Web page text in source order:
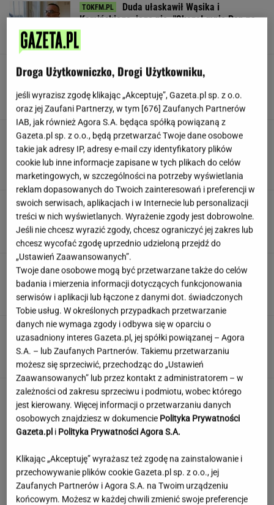
Duda ułaskawił Wąsika i
Kamińskiego, jego nie. "Skazał mnie Pan na
karę śmierci"
Polsce grożą miliardowe straty
rocznie. Są wyliczenia
LESZEK KOSTRZEWSKI
Pracownicy branży IT śmieją się
przez łzy. Zwolnienia w łódzkiej siedzibie
wielkiej firmy
SUBSKRYPCJA
Urzędnicy pukają do domów. Chcą paragonów
MATERIAŁ PROMOCYJNY
Muzułmanin i narodowiec. Kim jest raper,
który wystąpił przed Nawrockim?
Poruszające pożegnanie żony Morozowskiego.
"Trudno się z tym pogodzić"
Droga Użytkowniczko, Drogi Użytkowniku,
jeśli wyrazisz zgodę klikając „Akceptuję”, Gazeta.pl sp. z o.o.
oraz jej Zaufani Partnerzy, w tym [676] Zaufanych Partnerów
IAB, jak również Agora S.A. będąca spółką powiązaną z
Gazeta.pl sp. z o.o., będą przetwarzać Twoje dane osobowe
takie jak adresy IP, adresy e-mail czy identyfikatory plików
cookie lub inne informacje zapisane w tych plikach do celów
marketingowych, w szczególności na potrzeby wyświetlania
reklam dopasowanych do Twoich zainteresowań i preferencji w
swoich serwisach, aplikacjach i w Internecie lub personalizacji
treści w nich wyświetlanych. Wyrażenie zgody jest dobrowolne.
Jeśli nie chcesz wyrazić zgody, chcesz ograniczyć jej zakres lub
chcesz wycofać zgodę uprzednio udzieloną przejdź do
„Ustawień Zaawansowanych”.
Twoje dane osobowe mogą być przetwarzane także do celów
badania i mierzenia informacji dotyczących funkcjonowania
serwisów i aplikacji lub łączone z danymi dot. świadczonych
Tobie usług. W określonych przypadkach przetwarzanie
danych nie wymaga zgody i odbywa się w oparciu o
uzasadniony interes Gazeta.pl, jej spółki powiązanej – Agora
S.A. – lub Zaufanych Partnerów. Takiemu przetwarzaniu
możesz się sprzeciwić, przechodząc do „Ustawień
Zaawansowanych” lub przez kontakt z administratorem – w
zależności od zakresu sprzeciwu i podmiotu, wobec którego
jest kierowany. Więcej informacji o przetwarzaniu danych
osobowych znajdziesz w dokumencie Polityka Prywatności
Gazeta.pl i Polityka Prywatności Agora S.A.
Klikając „Akceptuję” wyrażasz też zgodę na zainstalowanie i
przechowywanie plików cookie Gazeta.pl sp. z o.o., jej
Zaufanych Partnerów i Agora S.A. na Twoim urządzeniu
końcowym. Możesz w każdej chwili zmienić swoje preferencje